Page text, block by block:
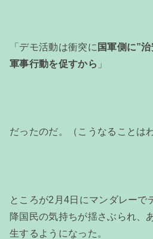
「デモ活動は衝突に 国軍側に”
軍事行動を促すから 」
だったのだ。（こうなることは
ところが2月4日にマンダレーで
降国民の気持ちが揺さぶられ、
生するようになった。